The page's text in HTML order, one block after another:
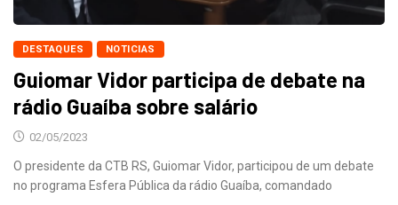
DESTAQUES NOTICIAS
Guiomar Vidor participa de debate na
rádio Guaíba sobre salário
02/05/2023
O presidente da CTB RS, Guiomar Vidor, participou de um debate
no programa Esfera Pública da rádio Guaíba, comandado